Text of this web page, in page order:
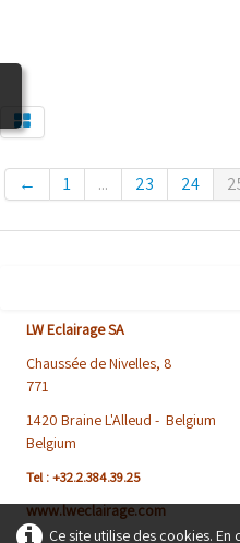
BLOG
← 1 ... 23 24
LW
Chaussée de
771
1420 Braine L'Alleud
Belgium
Tel : +32.2.384.39.25
Ce site utilise des cookies.